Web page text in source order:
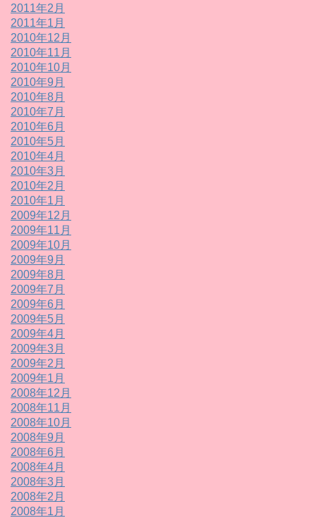
2011年2月
2011年1月
2010年12月
2010年11月
2010年10月
2010年9月
2010年8月
2010年7月
2010年6月
2010年5月
2010年4月
2010年3月
2010年2月
2010年1月
2009年12月
2009年11月
2009年10月
2009年9月
2009年8月
2009年7月
2009年6月
2009年5月
2009年4月
2009年3月
2009年2月
2009年1月
2008年12月
2008年11月
2008年10月
2008年9月
2008年6月
2008年4月
2008年3月
2008年2月
2008年1月